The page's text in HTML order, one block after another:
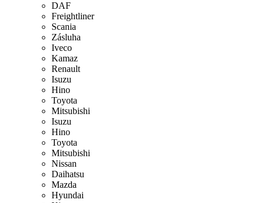
DAF
Freightliner
Scania
Zásluha
Iveco
Kamaz
Renault
Isuzu
Hino
Toyota
Mitsubishi
Isuzu
Hino
Toyota
Mitsubishi
Nissan
Daihatsu
Mazda
Hyundai